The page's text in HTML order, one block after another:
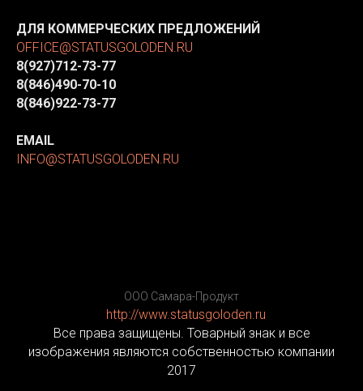
ДЛЯ КОММЕРЧЕСКИХ ПРЕДЛОЖЕНИЙ
OFFICE@STATUSGOLODEN.RU
8(927)712-73-77
8(846)490-70-10
8(846)922-73-77
EMAIL
INFO@STATUSGOLODEN.RU
ООО Самара-Продукт
http://www.statusgoloden.ru
Все права защищены. Товарный знак и все
изображения являются собственностью компании
2017